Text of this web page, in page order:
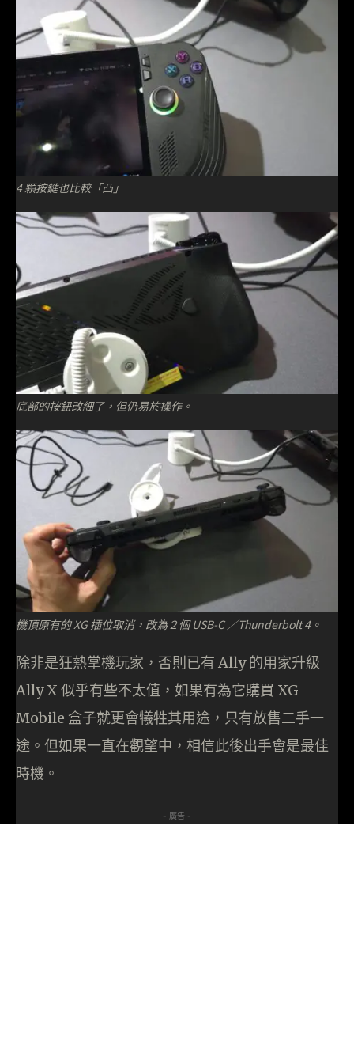
4 顆按鍵也比較「凸」
底部的按鈕改細了，但仍易於操作。
機頂原有的 XG 插位取消，改為２個 USB-C ／Thunderbolt 4。
除非是狂熱掌機玩家，否則已有 Ally 的用家升級
Ally X 似乎有些不太值，如果有為它購買 XG
Mobile 盒子就更會犧牲其用途，只有放售二手一
途。但如果一直在觀望中，相信此後出手會是最佳
時機。
- 廣告 -